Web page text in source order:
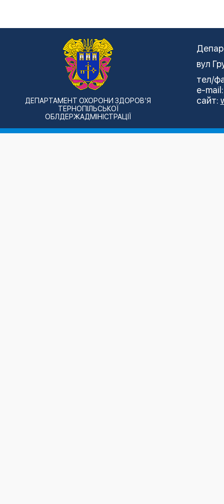
ДЕПАРТАМЕНТ ОХОРОНИ ЗДОРОВ’Я
ТЕРНОПІЛЬСЬКОЇ
ОБЛДЕРЖАДМІНІСТРАЦІЇ
вул
тел/
e-
сайт: